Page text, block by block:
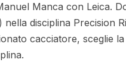
Manca con Leica.
nella disciplina Precision
cacciatore, sceglie